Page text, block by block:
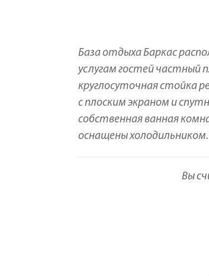
База отдыха Баркас
услугам гостей частный
круглосуточная стойка
с плоским экраном и
собственная ванная
оснащены
Вы